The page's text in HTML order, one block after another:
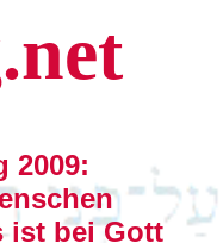
2009:
ist bei Gott